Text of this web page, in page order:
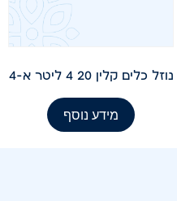
נוזל כלים קלין 20 4 ליטר א-4
מידע נוסף